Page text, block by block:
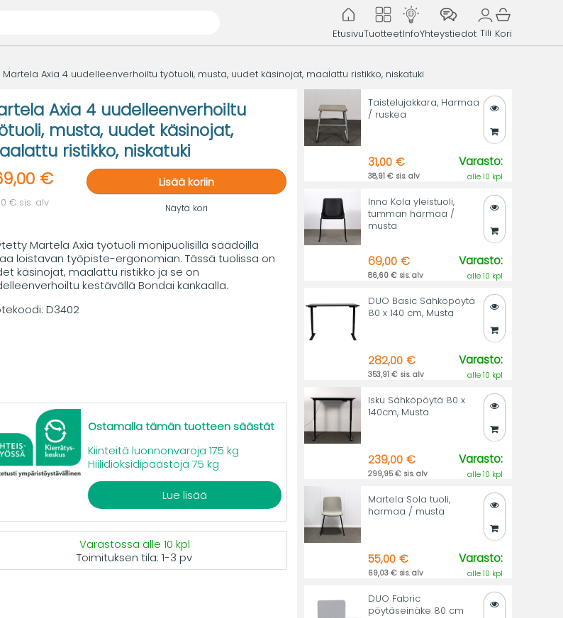
EtusivuTuotteetInfoYhteystiedot Tili Kori
Martela Axia 4 uudelleenverhoiltu työtuoli, musta, uudet käsinojat, maalattu ristikko, niskatuki
Axia 4 uudelleenverhoiltu
musta, uudet käsinojat,
ristikko, niskatuki
€
€ sis. alv
Lisää koriin
Näytä kori
Martela Axia työtuoli monipuolisilla säädöillä
loistavan työpiste-ergonomian. Tässä tuolissa on
käsinojat, maalattu ristikko ja se on
kestävällä Bondai kankaalla.
D3402
Ostamalla tämän tuotteen säästät
Kiinteitä luonnonvaroja 175 kg
Hiilidioksidipäästöjä 75 kg
Lue lisää
Varastossa alle 10 kpl
Toimituksen tila:1-3 pv
Taistelujakkara, Harmaa
/ ruskea
31,00 €
38,91 € sis. alv
Varasto:
alle 10 kpl
Inno Kola yleistuoli,
tumman harmaa /
musta
69,00 €
86,60 € sis. alv
Varasto:
alle 10 kpl
DUO Basic Sähköpöytä
80 x 140 cm, Musta
282,00 €
353,91 € sis. alv
Varasto:
alle 10 kpl
Isku Sähköpöytä 80 x
140cm, Musta
239,00 €
299,95 € sis. alv
Varasto:
alle 10 kpl
Martela Sola tuoli,
harmaa / musta
55,00 €
69,03 € sis. alv
Varasto:
alle 10 kpl
DUO Fabric
pöytäseinäke 80 cm